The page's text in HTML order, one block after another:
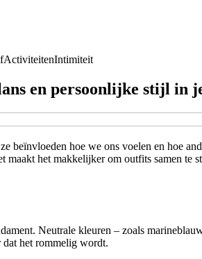
ActiviteitenIntimiteit
en persoonlijke stijl in
beïnvloeden hoe we ons voelen en hoe
maakt het makkelijker om outfits samen
Neutrale kleuren – zoals
dat het rommelig wordt.